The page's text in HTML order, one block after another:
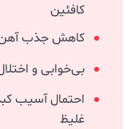
کافئین
کاهش جذب آهن
بی‌خوابی و
احتمال آسیب
غلیظ